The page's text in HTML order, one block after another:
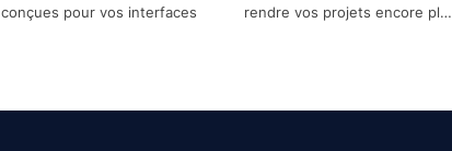
conçues pour vos interfaces
rendre vos projets encore plus